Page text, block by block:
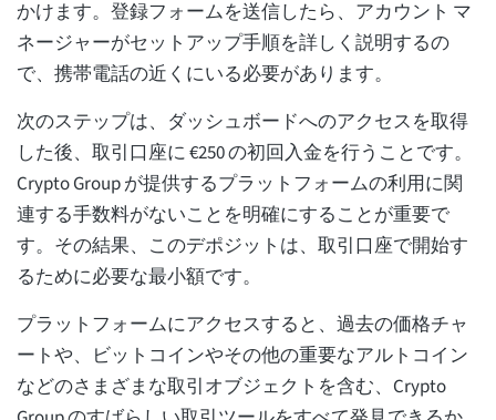
かけます。登録フォームを送信したら、アカウント マ
ネージャーがセットアップ手順を詳しく説明するの
で、携帯電話の近くにいる必要があります。
次のステップは、ダッシュボードへのアクセスを取得
した後、取引口座に €250 の初回入金を行うことです。
Crypto Group が提供するプラットフォームの利用に関
連する手数料がないことを明確にすることが重要で
す。その結果、このデポジットは、取引口座で開始す
るために必要な最小額です。
プラットフォームにアクセスすると、過去の価格チャ
ートや、ビットコインやその他の重要なアルトコイン
などのさまざまな取引オブジェクトを含む、Crypto